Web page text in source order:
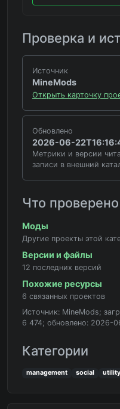
Проверка и
Источник
MineMods
Открыть карточку
Обновлено
2026-06-
Метрики и версии
записи в внешний
Что проверено
Моды
Другие проекты этой
Версии и файлы
12 последних версий
Похожие ресурсы
6 связанных проектов
Источник: MineMods;
6 474; обновлено: 2026-
Категории
management social utility